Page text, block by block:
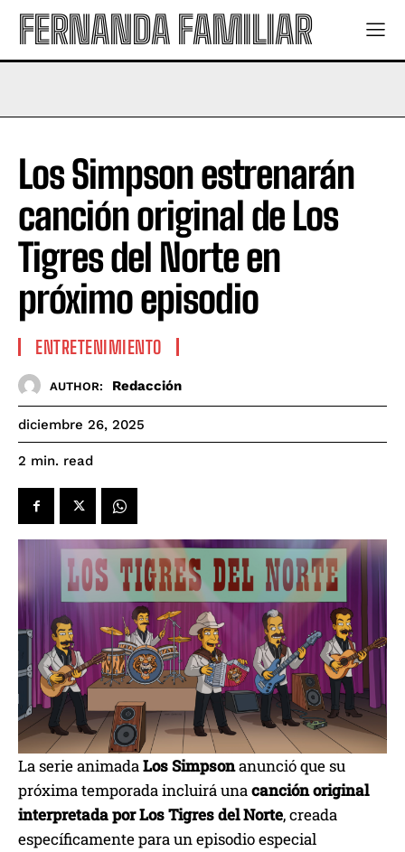
FERNANDA FAMILIAR
Los Simpson estrenarán
canción original de Los
Tigres del Norte en
próximo episodio
ENTRETENIMIENTO
AUTHOR: Redacción
diciembre 26, 2025
2 min. read
La serie animadaLos Simpsonanunció que su
próxima temporada incluirá unacanción original
interpretada por Los Tigres del Norte, creada
específicamente para un episodio especial